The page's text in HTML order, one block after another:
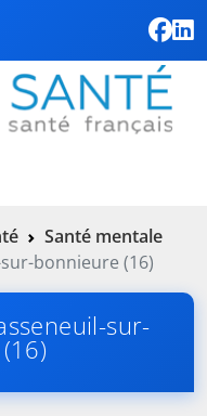
Santé mentale
bonnieure (16)
sur-